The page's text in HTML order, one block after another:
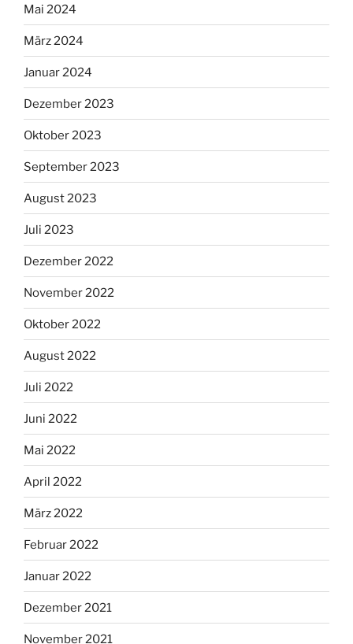
Mai 2024
März 2024
Januar 2024
Dezember 2023
Oktober 2023
September 2023
August 2023
Juli 2023
Dezember 2022
November 2022
Oktober 2022
August 2022
Juli 2022
Juni 2022
Mai 2022
April 2022
März 2022
Februar 2022
Januar 2022
Dezember 2021
November 2021